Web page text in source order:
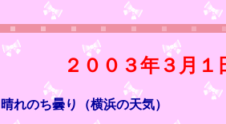
２００３年３月１
晴れのち曇り（横浜の天気）